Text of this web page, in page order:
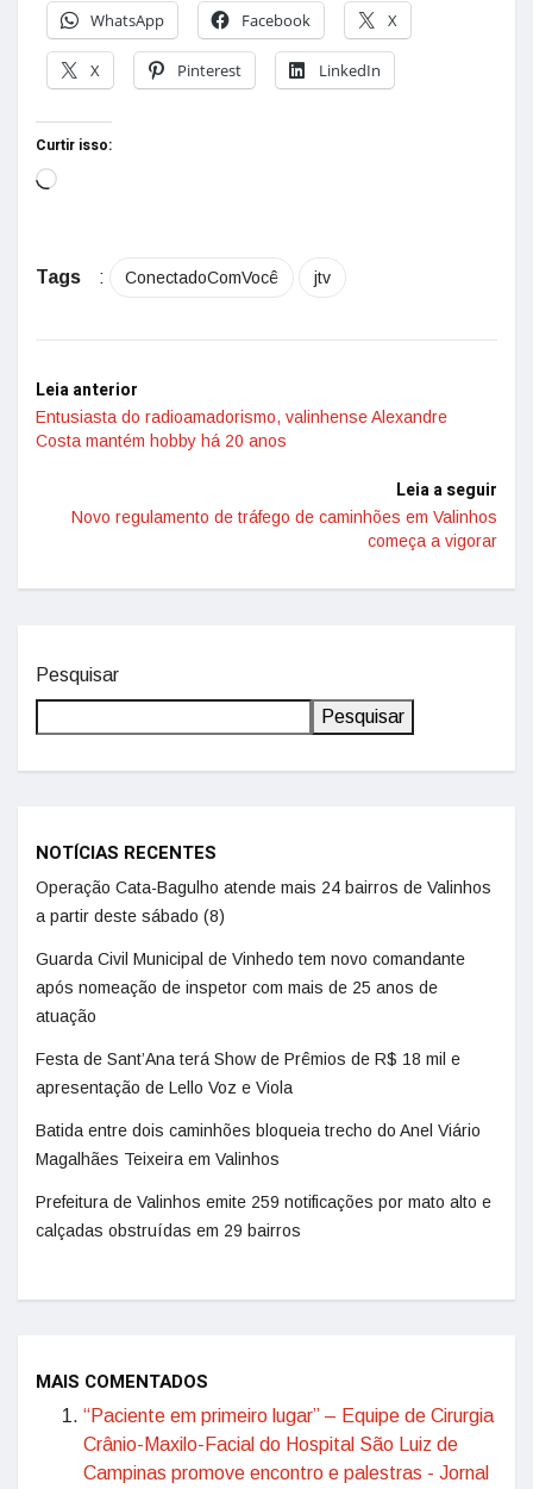
WhatsApp Facebook X
X Pinterest LinkedIn
Curtir isso:
Tags : ConectadoComVocê jtv
Leia anterior
Entusiasta do radioamadorismo, valinhense Alexandre
Costa mantém hobby há 20 anos
Leia a seguir
Novo regulamento de tráfego de caminhões em Valinhos
começa a vigorar
Pesquisar
Pesquisar
NOTÍCIAS RECENTES
Operação Cata-Bagulho atende mais 24 bairros de Valinhos
a partir deste sábado (8)
Guarda Civil Municipal de Vinhedo tem novo comandante
após nomeação de inspetor com mais de 25 anos de
atuação
Festa de Sant’Ana terá Show de Prêmios de R$ 18 mil e
apresentação de Lello Voz e Viola
Batida entre dois caminhões bloqueia trecho do Anel Viário
Magalhães Teixeira em Valinhos
Prefeitura de Valinhos emite 259 notificações por mato alto e
calçadas obstruídas em 29 bairros
MAIS COMENTADOS
“Paciente em primeiro lugar” – Equipe de Cirurgia
Crânio-Maxilo-Facial do Hospital São Luiz de
Campinas promove encontro e palestras - Jornal